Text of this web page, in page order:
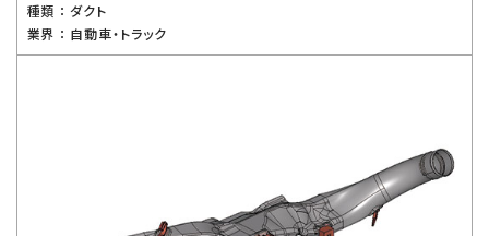
種類 ： ダクト
業界 ： 自動車・トラック